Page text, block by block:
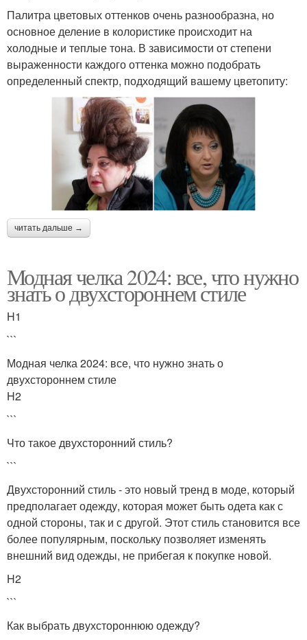
Палитра цветовых оттенков очень разнообразна, но
основное деление в колористике происходит на
холодные и теплые тона. В зависимости от степени
выраженности каждого оттенка можно подобрать
определенный спектр, подходящий вашему цветопиту:
читать дальше →
Модная челка 2024: все, что нужно
знать о двухстороннем стиле
H1
```
Модная челка 2024: все, что нужно знать о
двухстороннем стиле
H2
```
Что такое двухсторонний стиль?
```
Двухсторонний стиль - это новый тренд в моде, который
предполагает одежду, которая может быть одета как с
одной стороны, так и с другой. Этот стиль становится все
более популярным, поскольку позволяет изменять
внешний вид одежды, не прибегая к покупке новой.
H2
```
Как выбрать двухстороннюю одежду?